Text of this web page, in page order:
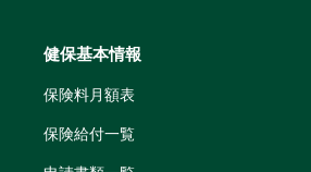
健保基本情報
保険料月額表
保険給付一覧